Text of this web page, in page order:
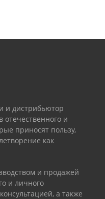
и дистрибьютор
отечественного и
приносят пользу,
как
и продажей
и личного
а также